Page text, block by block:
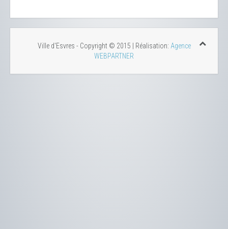
Ville d'Esvres - Copyright © 2015 | Réalisation: Agence
WEBPARTNER